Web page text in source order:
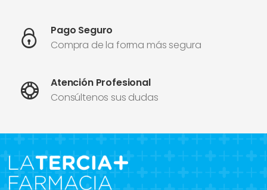
Pago Seguro
Compra de la forma más segura
Atención Profesional
Consúltenos sus dudas